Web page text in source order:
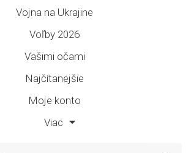
Vojna na Ukrajine
Voľby 2026
Vašimi očami
Najčítanejšie
Moje konto
Viac